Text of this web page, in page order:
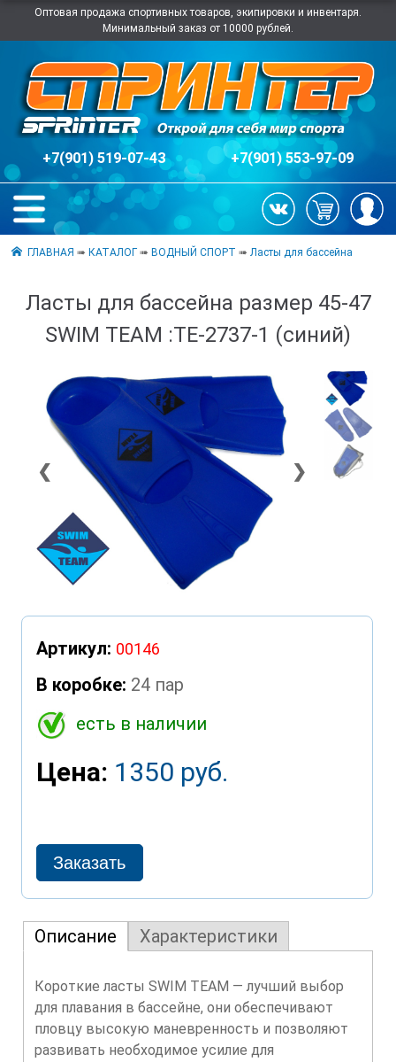
Оптовая продажа спортивных товаров, экипировки и инвентаря.
Минимальный заказ от 10000 рублей.
+7(901) 519-07-43 +7(901) 553-97-09
ГЛАВНАЯ ➠КАТАЛОГ ➠ВОДНЫЙ СПОРТ ➠ Ласты для бассейна
Ласты для бассейна размер 45-47
SWIM TEAM :TE-2737-1 (синий)
❮ ❯
Артикул: 00146
В коробке: 24 пар
есть в наличии
Цена: 1350 руб.
Описание Характеристики
Короткие ласты SWIM TEAM — лучший выбор
для плавания в бассейне, они обеспечивают
пловцу высокую маневренность и позволяют
развивать необходимое усилие для